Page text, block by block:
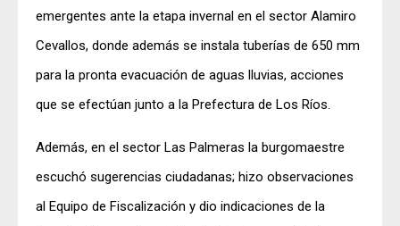
emergentes ante la etapa invernal en el sector Alamiro
Cevallos, donde además se instala tuberías de 650 mm
para la pronta evacuación de aguas lluvias, acciones
que se efectúan junto a la Prefectura de Los Ríos.
Además, en el sector Las Palmeras la burgomaestre
escuchó sugerencias ciudadanas; hizo observaciones
al Equipo de Fiscalización y dio indicaciones de la